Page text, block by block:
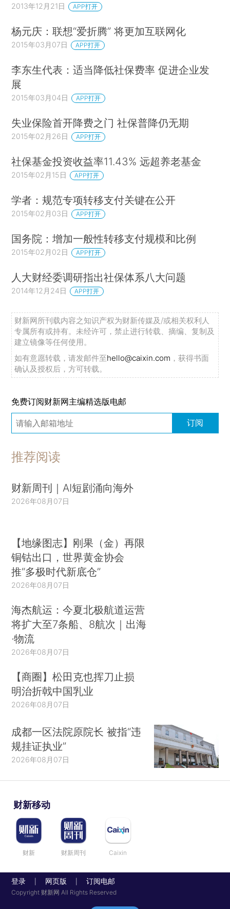
2013年12月21日 APP打开
杨元庆：联想“爱折腾” 将更加互联网化
2015年03月07日 APP打开
李东生代表：适当降低社保费率 促进企业发
展
2015年03月04日 APP打开
失业保险首开降费之门 社保普降仍无期
2015年02月26日 APP打开
社保基金投资收益率11.43% 远超养老基金
2015年02月15日 APP打开
学者：规范专项转移支付关键在公开
2015年02月03日 APP打开
国务院：增加一般性转移支付规模和比例
2015年02月02日 APP打开
人大财经委调研指出社保体系八大问题
2014年12月24日 APP打开
财新网所刊载内容之知识产权为财新传媒及/或相关权利人
专属所有或持有。未经许可，禁止进行转载、摘编、复制及
建立镜像等任何使用。
如有意愿转载，请发邮件至hello@caixin.com ，获得书面
确认及授权后，方可转载。
免费订阅财新网主编精选版电邮
订阅
推荐阅读
财新周刊｜AI短剧涌向海外
2026年08月07日
【地缘图志】刚果（金）再限
铜钴出口，世界黄金协会
推“多极时代新底仓”
2026年08月07日
海杰航运：今夏北极航道运营
将扩大至7条船、8航次｜出海
·物流
2026年08月07日
【商圈】松田克也挥刀止损
明治折戟中国乳业
2026年08月07日
成都一区法院原院长 被指“违
规挂证执业”
2026年08月07日
财新移动
财新 财新周刊 Caixin
登录 网页版 订阅电邮
Copyright 财新网 All Rights Reserved